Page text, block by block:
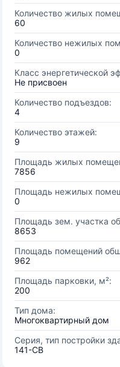
Количество жилых
60
Количество нежилых
0
Класс энергетической
Не присвоен
Количество подъездов:
4
Количество этажей:
9
Площадь жилых
7856
Площадь нежилых
0
Площадь зем. участка
8653
Площадь помещений
962
Площадь парковки, м²:
200
Тип дома:
Многоквартирный дом
Серия, тип постройки
141-СВ